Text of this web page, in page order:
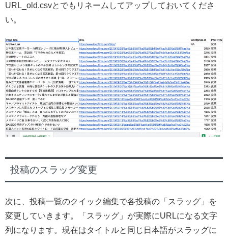
URL_old.csvとでもリネームしてアップしておいてくださ
い。
投稿のスラッグ変更
次に、投稿一覧のクイック編集で各投稿の「スラッグ」を
変更していきます。「スラッグ」が実際にURLになる文字
列になります。現在はタイトルと同じ日本語がスラッグに